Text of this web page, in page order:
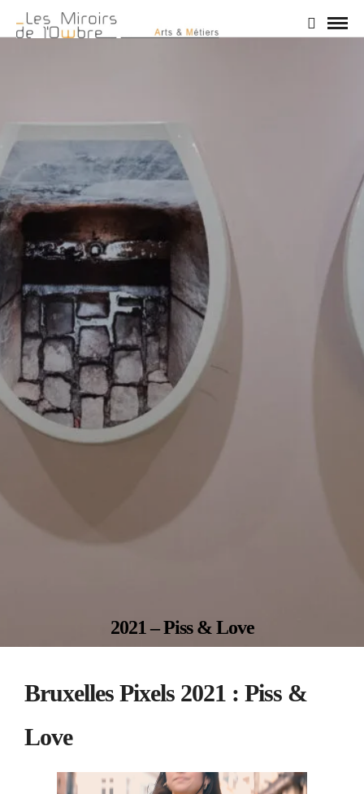
2021 – Piss & Love
Bruxelles Pixels 2021 : Piss &
Love